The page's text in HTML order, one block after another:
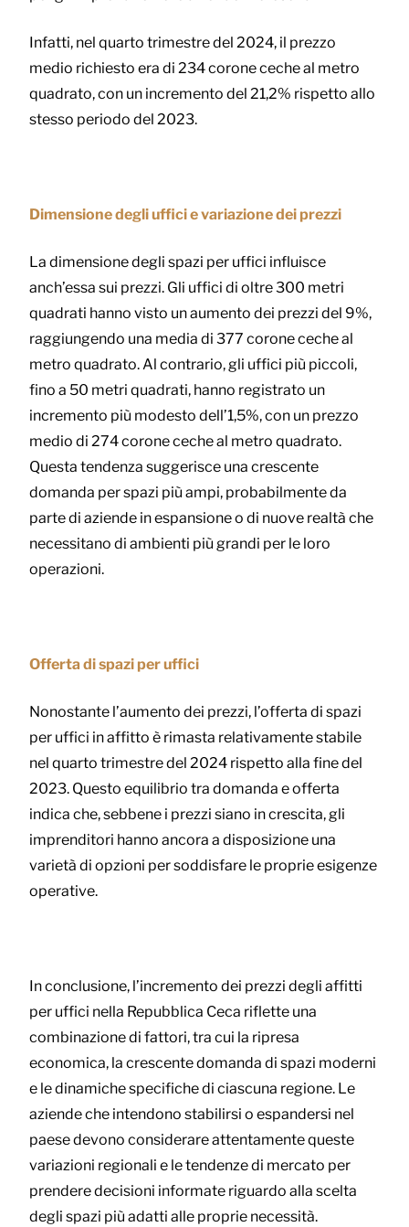
Infatti, nel quarto trimestre del 2024, il prezzo
medio richiesto era di 234 corone ceche al metro
quadrato, con un incremento del 21,2% rispetto allo
stesso periodo del 2023.
Dimensione degli uffici e variazione dei prezzi
La dimensione degli spazi per uffici influisce
anch’essa sui prezzi. Gli uffici di oltre 300 metri
quadrati hanno visto un aumento dei prezzi del 9%,
raggiungendo una media di 377 corone ceche al
metro quadrato. Al contrario, gli uffici più piccoli,
fino a 50 metri quadrati, hanno registrato un
incremento più modesto dell’1,5%, con un prezzo
medio di 274 corone ceche al metro quadrato.
Questa tendenza suggerisce una crescente
domanda per spazi più ampi, probabilmente da
parte di aziende in espansione o di nuove realtà che
necessitano di ambienti più grandi per le loro
operazioni.
Offerta di spazi per uffici
Nonostante l’aumento dei prezzi, l’offerta di spazi
per uffici in affitto è rimasta relativamente stabile
nel quarto trimestre del 2024 rispetto alla fine del
2023. Questo equilibrio tra domanda e offerta
indica che, sebbene i prezzi siano in crescita, gli
imprenditori hanno ancora a disposizione una
varietà di opzioni per soddisfare le proprie esigenze
operative.
In conclusione, l’incremento dei prezzi degli affitti
per uffici nella Repubblica Ceca riflette una
combinazione di fattori, tra cui la ripresa
economica, la crescente domanda di spazi moderni
e le dinamiche specifiche di ciascuna regione. Le
aziende che intendono stabilirsi o espandersi nel
paese devono considerare attentamente queste
variazioni regionali e le tendenze di mercato per
prendere decisioni informate riguardo alla scelta
degli spazi più adatti alle proprie necessità.